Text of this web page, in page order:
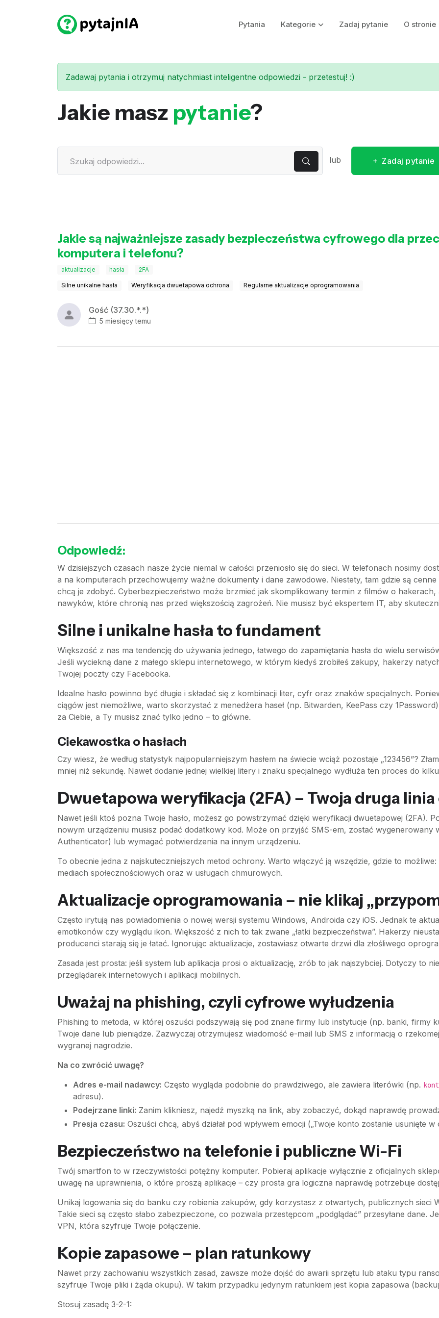
Pytania Kategorie Zadaj pytanie O stronie
Zadawaj pytania i otrzymuj natychmiast inteligentne odpowiedzi - przetestuj! :)
Jakie masz pytanie?
lub Zadaj pytanie
Jakie są najważniejsze zasady bezpieczeństwa cyfrowego dla
komputera i telefonu?
aktualizacje hasła 2FA
Silne unikalne hasła Weryfikacja dwuetapowa ochrona Regularne aktualizacje oprogramowania
Gość (37.30.*.*)
5 miesięcy temu
Odpowiedź:
W dzisiejszych czasach nasze życie niemal w całości przeniosło się do sieci. W telefonach nosimy
a na komputerach przechowujemy ważne dokumenty i dane zawodowe. Niestety, tam gdzie są
chcą je zdobyć. Cyberbezpieczeństwo może brzmieć jak skomplikowany termin z filmów o
nawyków, które chronią nas przed większością zagrożeń. Nie musisz być ekspertem IT, aby
Silne i unikalne hasła to fundament
Większość z nas ma tendencję do używania jednego, łatwego do zapamiętania hasła do wielu
Jeśli wyciekną dane z małego sklepu internetowego, w którym kiedyś zrobiłeś zakupy, hakerzy
Twojej poczty czy Facebooka.
Idealne hasło powinno być długie i składać się z kombinacji liter, cyfr oraz znaków specjalnych.
ciągów jest niemożliwe, warto skorzystać z menedżera haseł (np. Bitwarden, KeePass czy
za Ciebie, a Ty musisz znać tylko jedno – to główne.
Ciekawostka o hasłach
Czy wiesz, że według statystyk najpopularniejszym hasłem na świecie wciąż pozostaje „123456”?
mniej niż sekundę. Nawet dodanie jednej wielkiej litery i znaku specjalnego wydłuża ten proces do
Dwuetapowa weryfikacja (2FA) – Twoja druga
Nawet jeśli ktoś pozna Twoje hasło, możesz go powstrzymać dzięki weryfikacji dwuetapowej (2FA).
nowym urządzeniu musisz podać dodatkowy kod. Może on przyjść SMS-em, zostać wygenerowany
Authenticator) lub wymagać potwierdzenia na innym urządzeniu.
To obecnie jedna z najskuteczniejszych metod ochrony. Warto włączyć ją wszędzie, gdzie to
mediach społecznościowych oraz w usługach chmurowych.
Aktualizacje oprogramowania – nie klikaj
Często irytują nas powiadomienia o nowej wersji systemu Windows, Androida czy iOS. Jednak te
emotikonów czy wyglądu ikon. Większość z nich to tak zwane „łatki bezpieczeństwa”. Hakerzy
producenci starają się je łatać. Ignorując aktualizacje, zostawiasz otwarte drzwi dla złośliwego
Zasada jest prosta: jeśli system lub aplikacja prosi o aktualizację, zrób to jak najszybciej. Dotyczy to
przeglądarek internetowych i aplikacji mobilnych.
Uważaj na phishing, czyli cyfrowe wyłudzenia
Phishing to metoda, w której oszuści podszywają się pod znane firmy lub instytucje (np. banki, firmy
Twoje dane lub pieniądze. Zazwyczaj otrzymujesz wiadomość e-mail lub SMS z informacją o
wygranej nagrodzie.
Na co zwrócić uwagę?
Adres e-mail nadawcy: Często wygląda podobnie do prawdziwego, ale zawiera literówki (np.
adresu).
Podejrzane linki: Zanim klikniesz, najedź myszką na link, aby zobaczyć, dokąd naprawdę
Presja czasu: Oszuści chcą, abyś działał pod wpływem emocji („Twoje konto zostanie usunięte w
Bezpieczeństwo na telefonie i publiczne Wi-Fi
Twój smartfon to w rzeczywistości potężny komputer. Pobieraj aplikacje wyłącznie z oficjalnych
uwagę na uprawnienia, o które proszą aplikacje – czy prosta gra logiczna naprawdę potrzebuje
Unikaj logowania się do banku czy robienia zakupów, gdy korzystasz z otwartych, publicznych sieci
Takie sieci są często słabo zabezpieczone, co pozwala przestępcom „podglądać” przesyłane dane.
VPN, która szyfruje Twoje połączenie.
Kopie zapasowe – plan ratunkowy
Nawet przy zachowaniu wszystkich zasad, zawsze może dojść do awarii sprzętu lub ataku typu
szyfruje Twoje pliki i żąda okupu). W takim przypadku jedynym ratunkiem jest kopia zapasowa
Stosuj zasadę 3-2-1: